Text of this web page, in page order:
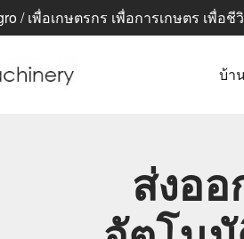
/ เพื่อเกษตรกร เพื่อการเกษตร เพื่อ
บ้า
ส่งออ